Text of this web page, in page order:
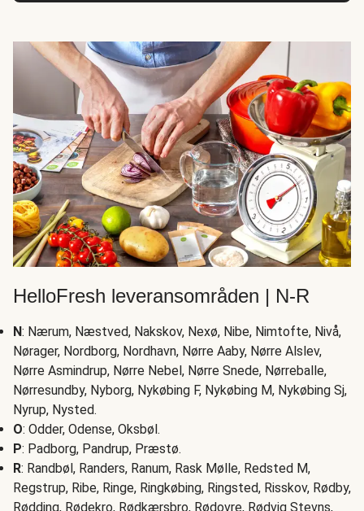
HelloFresh leveransområden | N-R
N: Nærum, Næstved, Nakskov, Nexø, Nibe, Nimtofte, Nivå,
Nørager, Nordborg, Nordhavn, Nørre Aaby, Nørre Alslev,
Nørre Asmindrup, Nørre Nebel, Nørre Snede, Nørreballe,
Nørresundby, Nyborg, Nykøbing F, Nykøbing M, Nykøbing Sj,
Nyrup, Nysted.
O: Odder, Odense, Oksbøl.
P: Padborg, Pandrup, Præstø.
R: Randbøl, Randers, Ranum, Rask Mølle, Redsted M,
Regstrup, Ribe, Ringe, Ringkøbing, Ringsted, Risskov, Rødby,
Rødding, Rødekro, Rødkærsbro, Rødovre, Rødvig Stevns,